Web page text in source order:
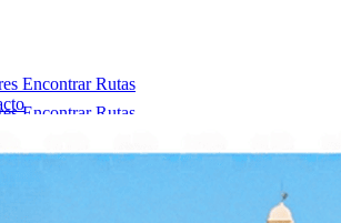
Encontrar Rutas
Español
Encontrar Rutas